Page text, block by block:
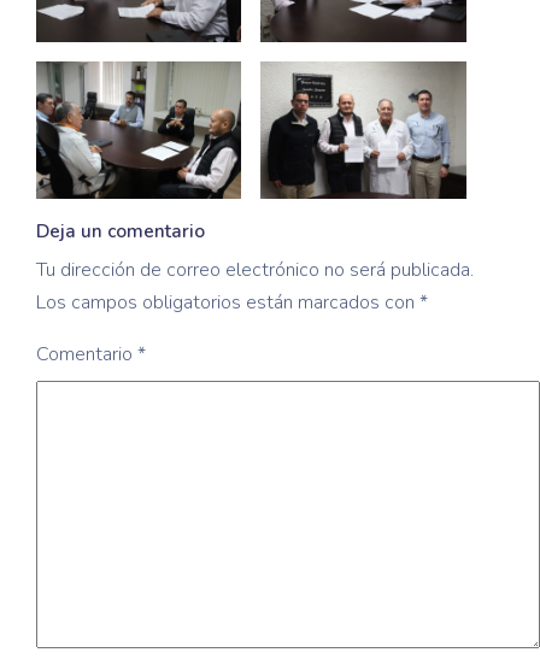
Deja un comentario
Tu dirección de correo electrónico no será publicada.
Los campos obligatorios están marcados con *
Comentario *